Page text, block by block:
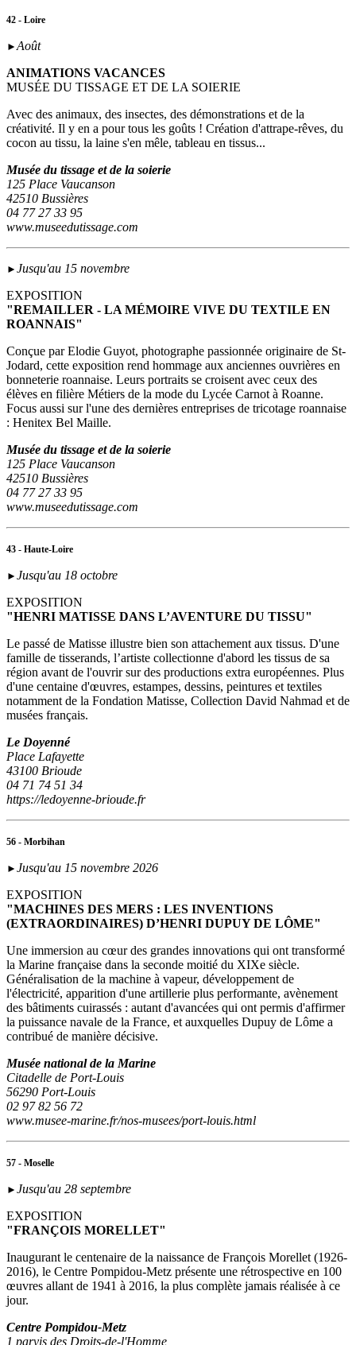
42 - Loire
►Août
ANIMATIONS VACANCES
MUSÉE DU TISSAGE ET DE LA SOIERIE
Avec des animaux, des insectes, des démonstrations et de la
créativité. Il y en a pour tous les goûts ! Création d'attrape-rêves, du
cocon au tissu, la laine s'en mêle, tableau en tissus...
Musée du tissage et de la soierie
125 Place Vaucanson
42510 Bussières
04 77 27 33 95
www.museedutissage.com
► Jusqu'au 15 novembre
EXPOSITION
"REMAILLER - LA MÉMOIRE VIVE DU TEXTILE EN
ROANNAIS"
Conçue par Elodie Guyot, photographe passionnée originaire de St-
Jodard, cette exposition rend hommage aux anciennes ouvrières en
bonneterie roannaise. Leurs portraits se croisent avec ceux des
élèves en filière Métiers de la mode du Lycée Carnot à Roanne.
Focus aussi sur l'une des dernières entreprises de tricotage roannaise
: Henitex Bel Maille.
Musée du tissage et de la soierie
125 Place Vaucanson
42510 Bussières
04 77 27 33 95
www.museedutissage.com
43 - Haute-Loire
► Jusqu'au 18 octobre
EXPOSITION
"HENRI MATISSE DANS L’AVENTURE DU TISSU"
Le passé de Matisse illustre bien son attachement aux tissus. D'une
famille de tisserands, l’artiste collectionne d'abord les tissus de sa
région avant de l'ouvrir sur des productions extra européennes. Plus
d'une centaine d'œuvres, estampes, dessins, peintures et textiles
notamment de la Fondation Matisse, Collection David Nahmad et de
musées français.
Le Doyenné
Place Lafayette
43100 Brioude
04 71 74 51 34
https://ledoyenne-brioude.fr
56 - Morbihan
► Jusqu'au 15 novembre 2026
EXPOSITION
"MACHINES DES MERS : LES INVENTIONS
(EXTRAORDINAIRES) D’HENRI DUPUY DE LÔME"
Une immersion au cœur des grandes innovations qui ont transformé
la Marine française dans la seconde moitié du XIXe siècle.
Généralisation de la machine à vapeur, développement de
l'électricité, apparition d'une artillerie plus performante, avènement
des bâtiments cuirassés : autant d'avancées qui ont permis d'affirmer
la puissance navale de la France, et auxquelles Dupuy de Lôme a
contribué de manière décisive.
Musée national de la Marine
Citadelle de Port-Louis
56290 Port-Louis
02 97 82 56 72
www.musee-marine.fr/nos-musees/port-louis.html
57 - Moselle
► Jusqu'au 28 septembre
EXPOSITION
"FRANÇOIS MORELLET"
Inaugurant le centenaire de la naissance de François Morellet (1926-
2016), le Centre Pompidou-Metz présente une rétrospective en 100
œuvres allant de 1941 à 2016, la plus complète jamais réalisée à ce
jour.
Centre Pompidou-Metz
1 parvis des Droits-de-l'Homme